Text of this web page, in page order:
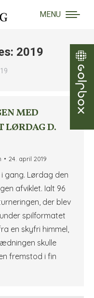
MENU
2019
MED
LØRDAG D.
24. april 2019
gang. Lørdag den
afviklet. Ialt 96
der blev
spilformatet
en skyfri himmel,
skulle
fremstod i fin